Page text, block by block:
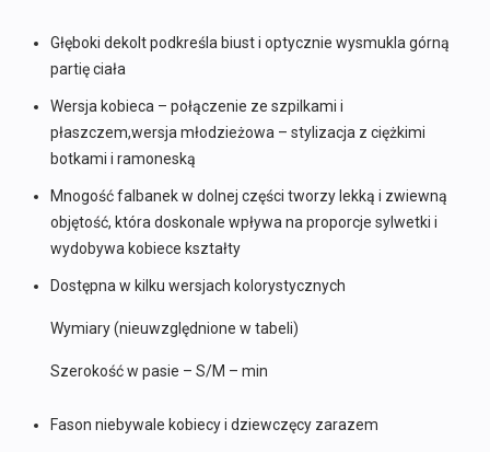
Głęboki dekolt podkreśla biust i optycznie wysmukla górną
partię ciała
Wersja kobieca – połączenie ze szpilkami i
płaszczem,wersja młodzieżowa – stylizacja z ciężkimi
botkami i ramoneską
Mnogość falbanek w dolnej części tworzy lekką i zwiewną
objętość, która doskonale wpływa na proporcje sylwetki i
wydobywa kobiece kształty
Dostępna w kilku wersjach kolorystycznych
Wymiary (nieuwzględnione w tabeli)
Szerokość w pasie – S/M – min
Fason niebywale kobiecy i dziewczęcy zarazem